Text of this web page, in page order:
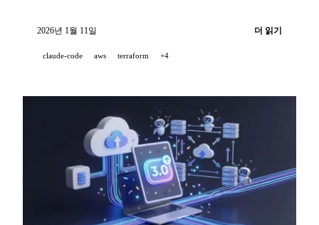
2026년 1월 11일 더 읽기
claude-code aws terraform +4